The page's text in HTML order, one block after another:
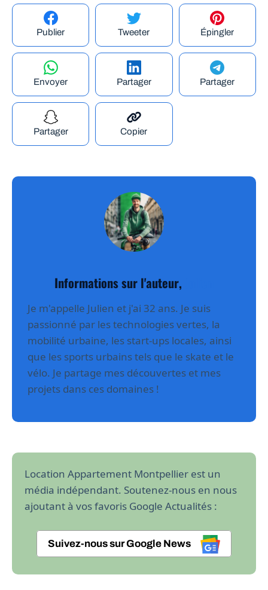
Publier Tweeter Épingler
Envoyer Partager Partager
Partager Copier
Informations sur l'auteur,
Je m'appelle Julien et j'ai 32 ans. Je suis
passionné par les technologies vertes, la
mobilité urbaine, les start-ups locales, ainsi
que les sports urbains tels que le skate et le
vélo. Je partage mes découvertes et mes
projets dans ces domaines !
Location Appartement Montpellier est un
média indépendant. Soutenez-nous en nous
ajoutant à vos favoris Google Actualités :
Suivez-nous sur Google News